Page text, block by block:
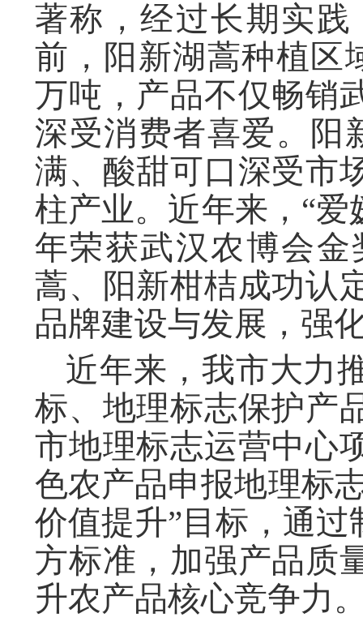
著称，经过长期实
前，阳新湖蒿种植区
万吨，产品不仅畅销
深受消费者喜爱。阳
满、酸甜可口深受市
柱产业。近年来，“
年荣获武汉农博会
蒿、阳新柑桔成功认
品牌建设与发展，强
近年来，我市大力
标、地理标志保护产
市地理标志运营中心
色农产品申报地理标
价值提升”目标，通
方标准，加强产品质
升农产品核心竞争力